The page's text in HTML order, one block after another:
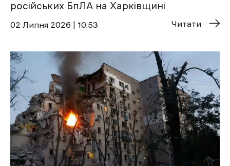
російських БпЛА на Харківщині
02 Липня 2026 | 10:53 Читати